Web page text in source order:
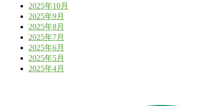
2025年10月
2025年9月
2025年8月
2025年7月
2025年6月
2025年5月
2025年4月